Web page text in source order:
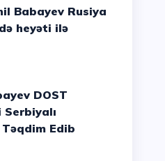
heyəti ilə
Serbiyalı
Edib